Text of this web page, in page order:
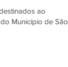
ao
Município de São